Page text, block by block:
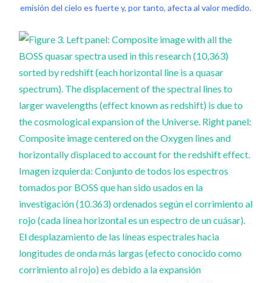
emisión del cielo es fuerte y, por tanto, afecta al valor medido.